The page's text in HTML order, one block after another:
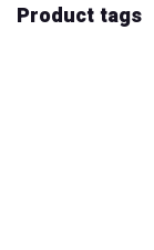
Product tags